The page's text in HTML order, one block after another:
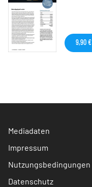
9,90 €
Mediadaten
Impressum
Nutzungsbedingungen
Datenschutz